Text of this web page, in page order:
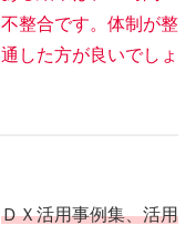
整合です。体制が整
した方が良いでしょ
ＤＸ活用事例集、活用